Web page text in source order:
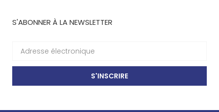
S'ABONNER À LA NEWSLETTER
S'INSCRIRE